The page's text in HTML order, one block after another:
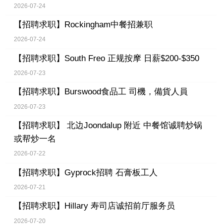
2026-07-24
【招聘求职】 Rockingham中餐招兼职
2026-07-24
【招聘求职】 South Freo 正规按摩 日薪$200-$350
2026-07-23
【招聘求职】 Burswood食品工 司機，備貨人員
2026-07-23
【招聘求职】
北边Joondalup 附近 中餐馆诚聘炒锅
或帮炒一名
2026-07-22
【招聘求职】 Gyprock招聘 石膏板工人
2026-07-21
【招聘求职】 Hillary 寿司店诚招前厅服务员
2026-07-20